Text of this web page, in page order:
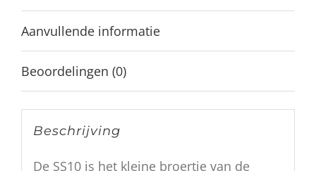
Aanvullende informatie
Beoordelingen (0)
Beschrijving
De SS10 is het kleine broertje van de